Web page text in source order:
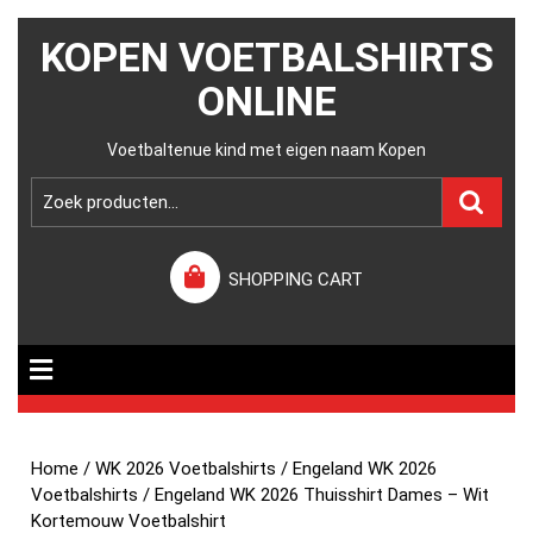
KOPEN VOETBALSHIRTS
ONLINE
Voetbaltenue kind met eigen naam Kopen
SHOPPING CART
Home /WK 2026 Voetbalshirts /Engeland WK 2026
Voetbalshirts / Engeland WK 2026 Thuisshirt Dames – Wit
Kortemouw Voetbalshirt